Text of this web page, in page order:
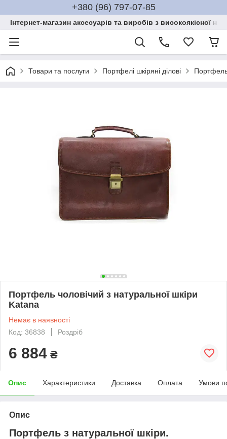
+380 (96) 797-07-85
Інтернет-магазин аксесуарів та виробів з високоякісної
Товари та послуги Портфелі шкіряні ділові Портфель
Портфель чоловічий з натуральної шкіри
Katana
Немає в наявності
Код: 36838
Роздріб
6 884 ₴
Опис Характеристики Доставка Оплата Умови
Опис
Портфель з натуральної шкіри.